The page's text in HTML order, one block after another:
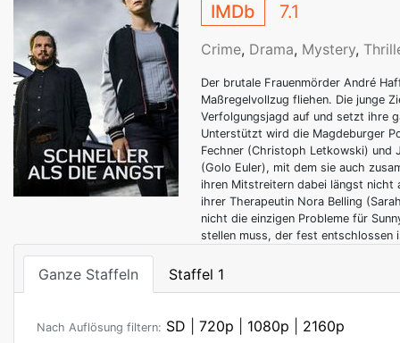
IMDb 7.1
Crime, Drama, Mystery,
Der brutale Frauenmörder André
Maßregelvollzug fliehen. Die junge
Verfolgungsjagd auf und setzt ihre
Unterstützt wird die Magdeburger
Fechner (Christoph Letkowski) und
(Golo Euler), mit dem sie auch
ihren Mitstreitern dabei längst nicht
ihrer Therapeutin Nora Belling
nicht die einzigen Probleme für
stellen muss, der fest entschlossen
Ganze Staffeln Staffel 1
Nach Auflösung filtern: SD 720p 1080p 2160p